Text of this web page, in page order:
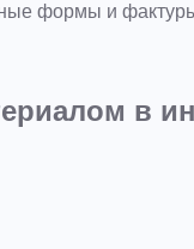
формы и
в